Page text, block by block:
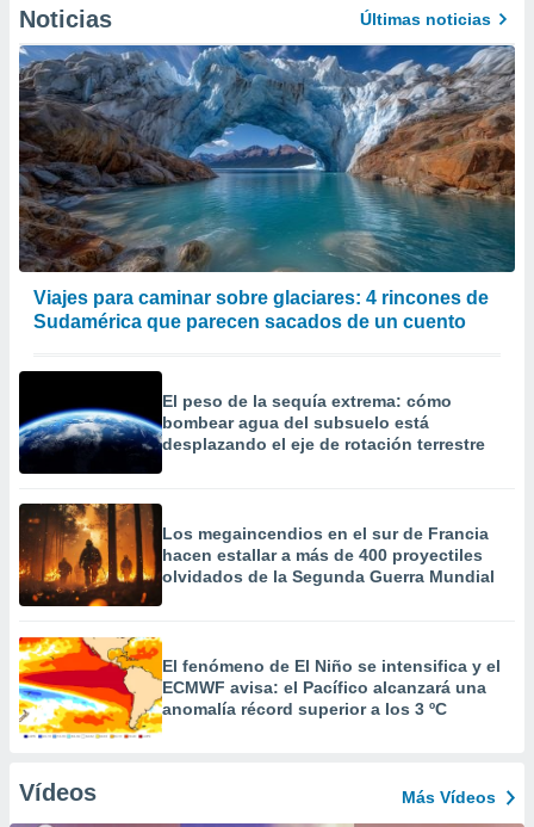
Noticias Últimas noticias
Viajes para caminar sobre glaciares: 4 rincones de
Sudamérica que parecen sacados de un cuento
El peso de la sequía extrema: cómo
bombear agua del subsuelo está
desplazando el eje de rotación terrestre
Los megaincendios en el sur de Francia
hacen estallar a más de 400 proyectiles
olvidados de la Segunda Guerra Mundial
El fenómeno de El Niño se intensifica y el
ECMWF avisa: el Pacífico alcanzará una
anomalía récord superior a los 3 ºC
Vídeos Más Vídeos